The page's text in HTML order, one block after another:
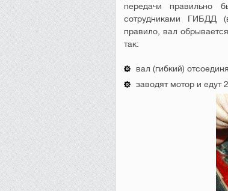
передачи правильно
сотрудниками ГИБДД
правило, вал
так:
вал (гибкий)
заводят мотор и едут